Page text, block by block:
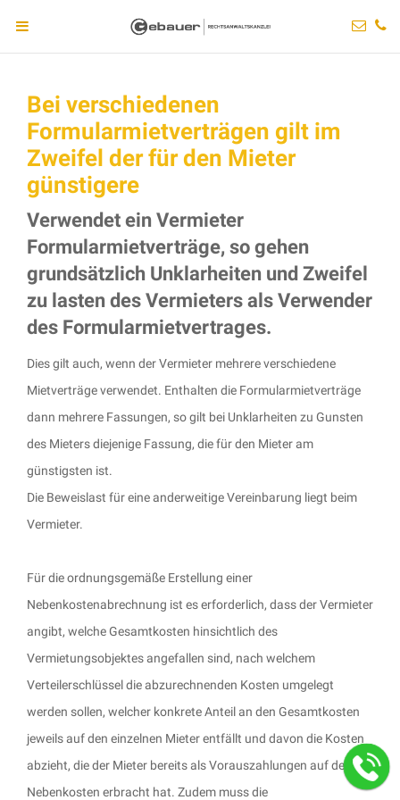
Bei verschiedenen
Formularmietverträgen gilt im
Zweifel der für den Mieter
günstigere
Verwendet ein Vermieter
Formularmietverträge, so gehen
grundsätzlich Unklarheiten und Zweifel
zu lasten des Vermieters als Verwender
des Formularmietvertrages.
Dies gilt auch, wenn der Vermieter mehrere verschiedene
Mietverträge verwendet. Enthalten die Formularmietverträge
dann mehrere Fassungen, so gilt bei Unklarheiten zu Gunsten
des Mieters diejenige Fassung, die für den Mieter am
günstigsten ist.
Die Beweislast für eine anderweitige Vereinbarung liegt beim
Vermieter.
Für die ordnungsgemäße Erstellung einer
Nebenkostenabrechnung ist es erforderlich, dass der Vermieter
angibt, welche Gesamtkosten hinsichtlich des
Vermietungsobjektes angefallen sind, nach welchem
Verteilerschlüssel die abzurechnenden Kosten umgelegt
werden sollen, welcher konkrete Anteil an den Gesamtkosten
jeweils auf den einzelnen Mieter entfällt und davon die Kosten
abzieht, die der Mieter bereits als Vorauszahlungen auf de
Nebenkosten erbracht hat. Zudem muss die